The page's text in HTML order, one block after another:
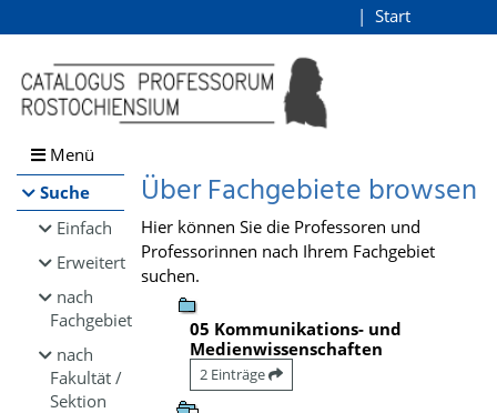
Browsen
direkt zum Inhalt
Start
Menü
Suche
Einfach
Erweitert
nach
Fachgebiet
nach
Fakultät /
Sektion
Über Fachgebiete browsen
Hier können Sie die Professoren und
Professorinnen nach Ihrem Fachgebiet
suchen.
05 Kommunikations- und
Medienwissenschaften
2 Einträge